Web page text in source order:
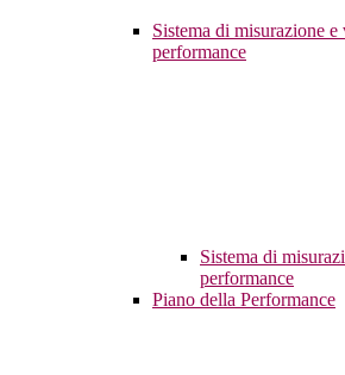
Sistema di misurazione
performance
Sistema di
performance
Piano della Performance